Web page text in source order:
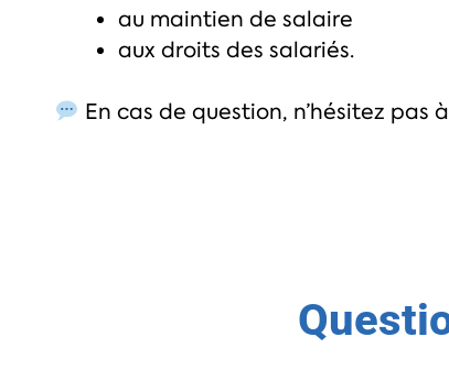
au maintien de salaire
aux droits des salariés.
En cas de question, n’hésitez